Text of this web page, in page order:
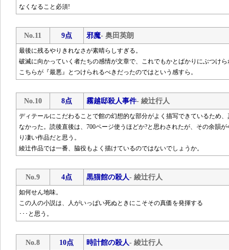
なくなること必須!
No.11 9点 邪魔- 奥田英朗
最後に残るやりきれなさが素晴らしすぎる。
破滅に向かっていく者たちの感情が文章で、これでもかとばかりにぶつけら
こちらが『最悪』とつけられるべきだったのではという感すら。
No.10 8点 霧越邸殺人事件- 綾辻行人
ディテールにこだわることで館の幻想的な部分がよく描写できているため
なかった。読後直後は、700ページ使うほどか?と思わされたが、その余韻
り凄い作品だと思う。
綾辻作品では一番、脇役もよく描けているのではないでしょうか。
No.9 4点 黒猫館の殺人- 綾辻行人
如何せん地味。
この人の小説は、人がいっぱい死ぬときにこそその真価を発揮する
･･･と思う。
No.8 10点 時計館の殺人- 綾辻行人